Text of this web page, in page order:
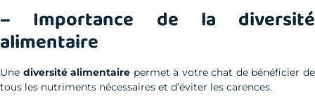
– Importance de la diversité
alimentaire
Une diversité alimentaire permet à votre chat de bénéficier de
tous les nutriments nécessaires et d’éviter les carences.